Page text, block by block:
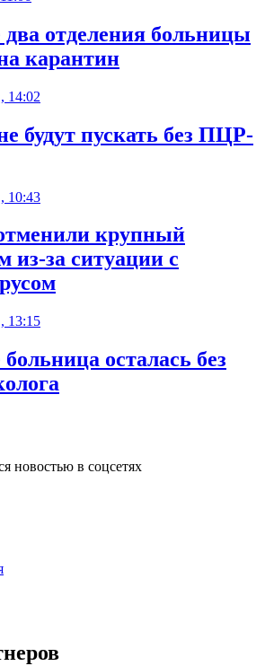
отделения больницы
карантин
14:02
будут пускать без ПЦР-
10:43
крупный
из-за ситуации с
13:15
осталась без
новостью в соцсетях